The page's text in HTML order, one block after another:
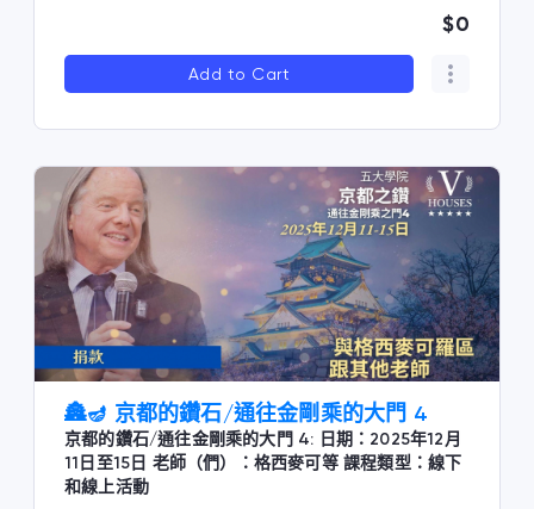
$0
Add to Cart
🏯🪔 京都的鑽石/通往金剛乘的大門 4
京都的鑽石/通往金剛乘的大門 4: 日期：2025年12月
11日至15日 老師（們）：格西麥可等 課程類型：線下
和線上活動